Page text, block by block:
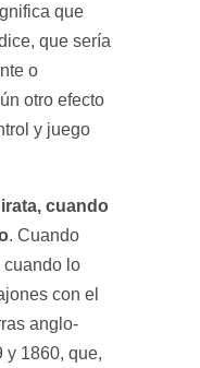
que
que sería
o
otro efecto
y juego
cuando
. Cuando
cuando lo
con el
anglo-
y 1860, que,